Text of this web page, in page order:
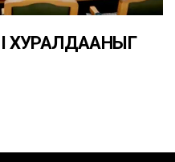
ХУРАЛДААНЫГ